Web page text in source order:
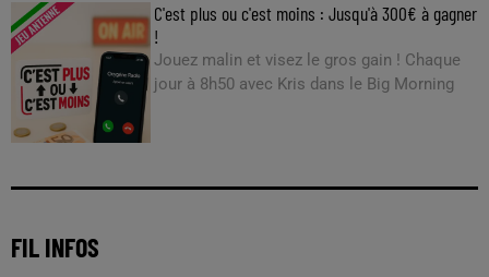
C'est plus ou c'est moins : Jusqu'à 300€ à gagner
!
Jouez malin et visez le gros gain ! Chaque
jour à 8h50 avec Kris dans le Big Morning
FIL INFOS